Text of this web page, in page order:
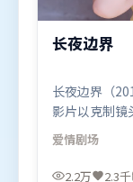
长夜边界
长夜边界（
影片以克制镜
最后一刻才揭
域气质，增强
白宇，河正宇
爱情剧场
2.2万 2.3千